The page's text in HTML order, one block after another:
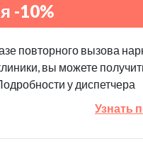
-10%
повторного вызова
вы можете
у диспетчера
Узнать